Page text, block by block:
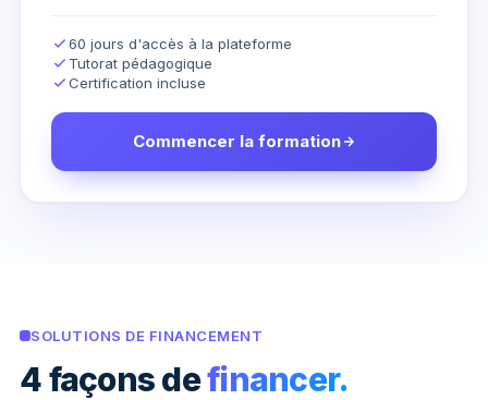
60 jours d'accès à la plateforme
Tutorat pédagogique
Certification incluse
Commencer la formation
SOLUTIONS DE FINANCEMENT
4 façons definancer.